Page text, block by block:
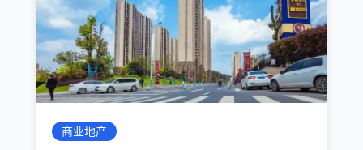
商业地产